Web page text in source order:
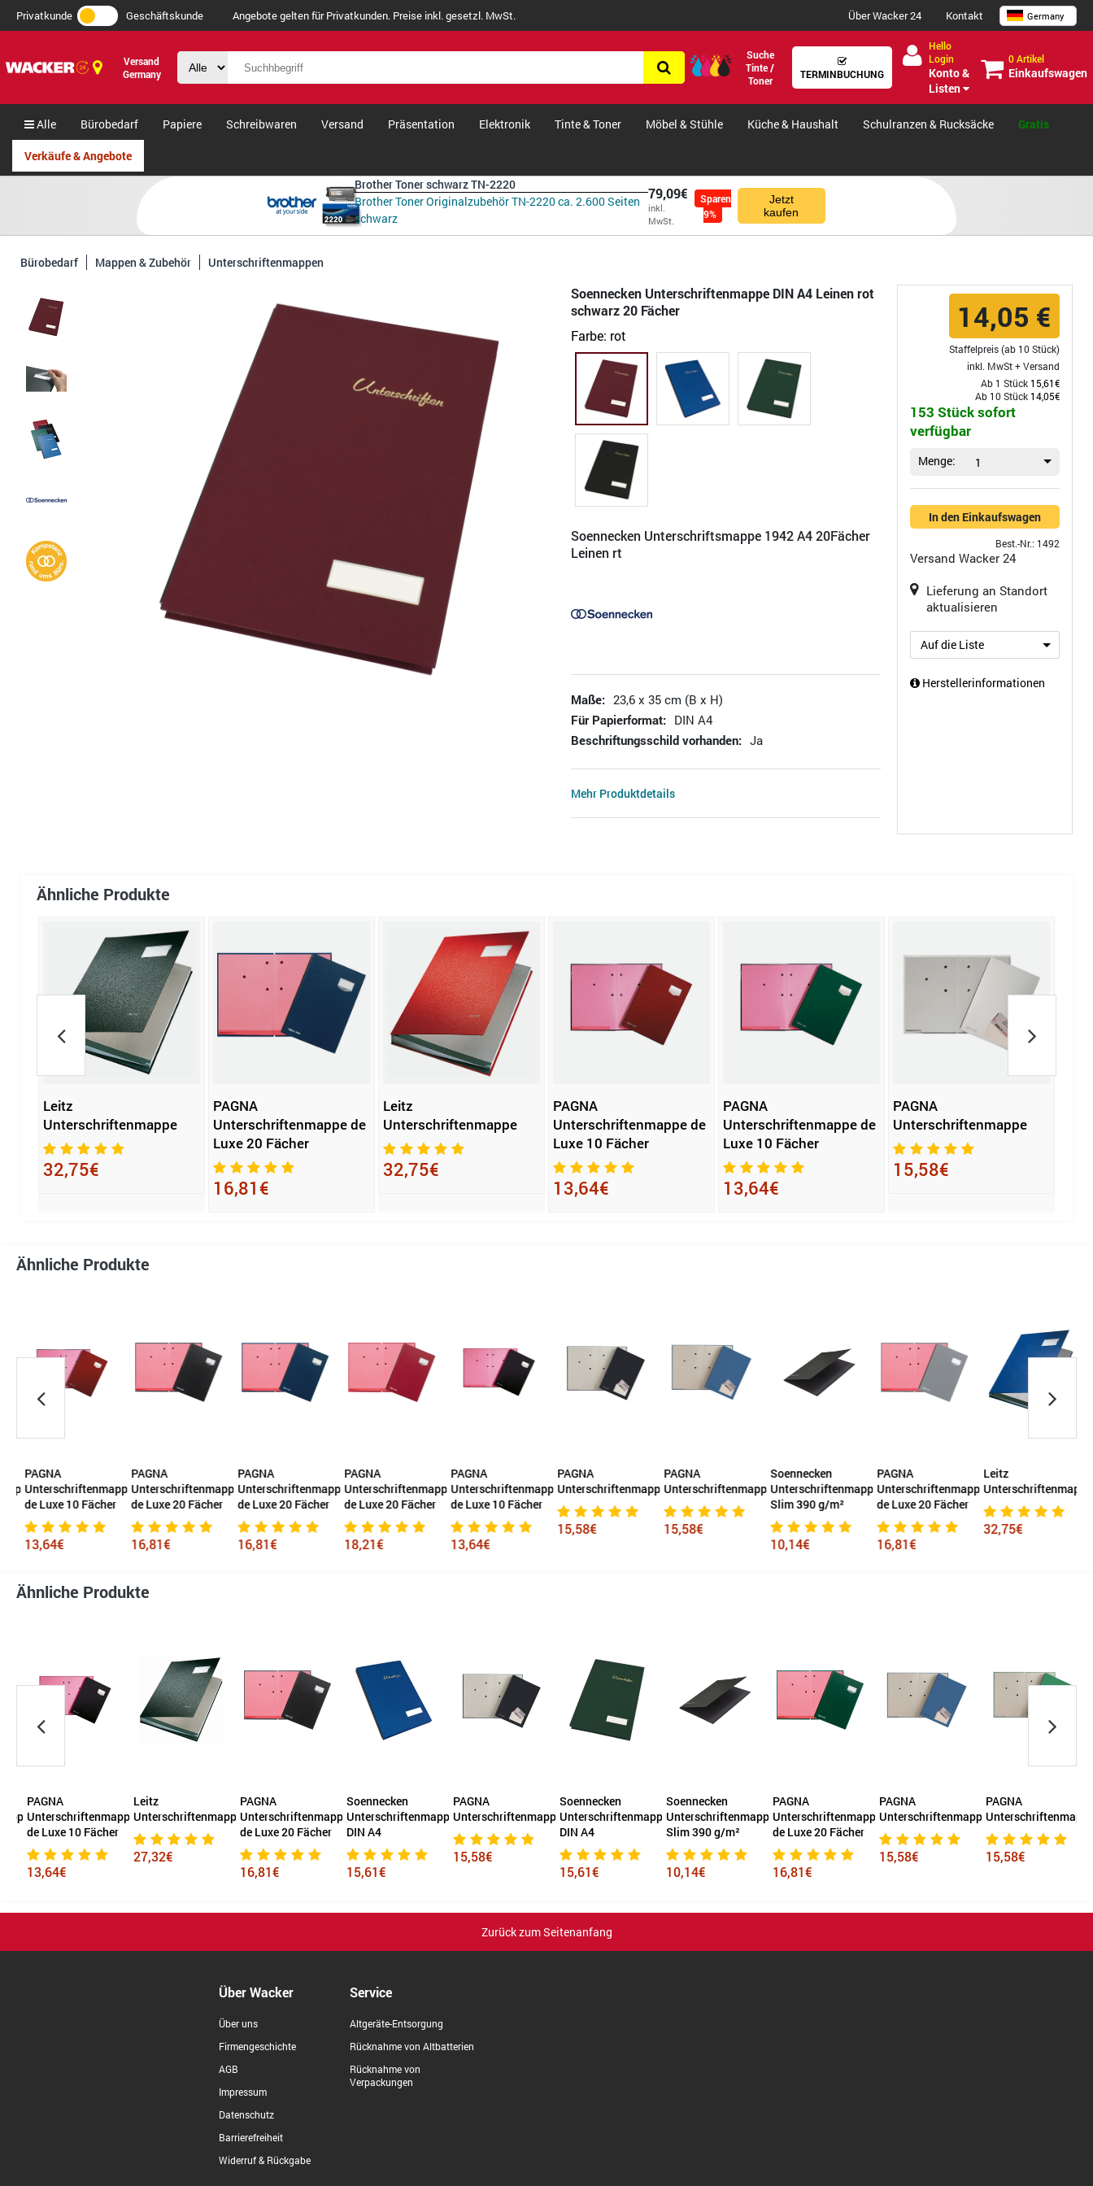
Privatkunde Geschäftskunde Angebote gelten für Privatkunden. Preise inkl. gesetzl. MwSt. Über Wacker 24 Kontakt Germany
Versand
Germany
Suche
Tinte /
Toner
TERMINBUCHUNG
Hello
Login
Konto &
Listen
0 Artikel
Einkaufswagen
Alle Bürobedarf Papiere Schreibwaren Versand Präsentation Elektronik Tinte & Toner Möbel & Stühle Küche & Haushalt Schulranzen & Rucksäcke Gratis
Verkäufe & Angebote
Brother Toner schwarz TN-2220
Brother Toner Originalzubehör TN-2220 ca. 2.600 Seiten
schwarz
79,09€
inkl.
MwSt.
Sparen
9%
Jetzt
kaufen
Bürobedarf Mappen & Zubehör Unterschriftenmappen
Soennecken Unterschriftenmappe DIN A4 Leinen rot
schwarz 20 Fächer
Farbe: rot
Soennecken Unterschriftsmappe 1942 A4 20Fächer
Leinen rt
Maße: 23,6 x 35 cm (B x H)
Für Papierformat: DIN A4
Beschriftungsschild vorhanden: Ja
Mehr Produktdetails
14,05 €
Staffelpreis (ab 10 Stück)
inkl. MwSt +Versand
Ab 1 Stück 15,61€
Ab 10 Stück 14,05€
153 Stück sofort
verfügbar
Menge: 1
In den Einkaufswagen
Best.-Nr.: 1492
Versand Wacker 24
Lieferung an Standort
aktualisieren
Auf die Liste
Herstellerinformationen
Ähnliche Produkte
Leitz
Unterschriftenmappe
32,75€
PAGNA
Unterschriftenmappe de
Luxe 20 Fächer
16,81€
Leitz
Unterschriftenmappe
32,75€
PAGNA
Unterschriftenmappe de
Luxe 10 Fächer
13,64€
PAGNA
Unterschriftenmappe de
Luxe 10 Fächer
13,64€
PAGNA
Unterschriftenmappe
15,58€
Ähnliche Produkte
PAGNA
Unterschriftenmappe
de Luxe 10 Fächer
13,64€
PAGNA
Unterschriftenmappe
de Luxe 20 Fächer
16,81€
PAGNA
Unterschriftenmappe
de Luxe 20 Fächer
16,81€
PAGNA
Unterschriftenmappe
de Luxe 20 Fächer
18,21€
PAGNA
Unterschriftenmappe
de Luxe 10 Fächer
13,64€
PAGNA
Unterschriftenmappe
15,58€
PAGNA
Unterschriftenmappe
15,58€
Soennecken
Unterschriftenmappe
Slim 390 g/m²
10,14€
PAGNA
Unterschriftenmappe
de Luxe 20 Fächer
16,81€
Leitz
Unterschriftenmappe
32,75€
Ähnliche Produkte
PAGNA
Unterschriftenmappe
de Luxe 10 Fächer
13,64€
Leitz
Unterschriftenmappe
27,32€
PAGNA
Unterschriftenmappe
de Luxe 20 Fächer
16,81€
Soennecken
Unterschriftenmappe
DIN A4
15,61€
PAGNA
Unterschriftenmappe
15,58€
Soennecken
Unterschriftenmappe
DIN A4
15,61€
Soennecken
Unterschriftenmappe
Slim 390 g/m²
10,14€
PAGNA
Unterschriftenmappe
de Luxe 20 Fächer
16,81€
PAGNA
Unterschriftenmappe
15,58€
PAGNA
Unterschriftenmappe
15,58€
Zurück zum Seitenanfang
Über Wacker
Über uns
Firmengeschichte
AGB
Impressum
Datenschutz
Barrierefreiheit
Widerruf & Rückgabe
Service
Altgeräte-Entsorgung
Rücknahme von Altbatterien
Rücknahme von
Verpackungen